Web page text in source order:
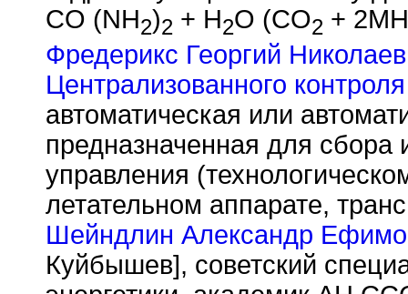
CO (NH2)2 + H2O (CO2 + 2MH
Фредерикс Георгий
Централизованного
автоматическая или
предназначенная для сбора
управления
летательном аппарате,
Шейндлин Александр
Куйбышев], советский